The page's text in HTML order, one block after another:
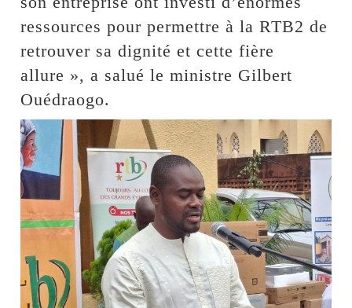
ressources pour permettre à la RTB2 de
retrouver sa dignité et cette fière
allure », a salué le ministre Gilbert
Ouédraogo.